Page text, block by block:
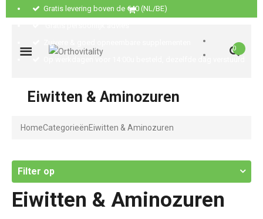
Gratis levering boven de €40 (NL/BE)
Zuivere & goed opneembare supplementen
0
Eiwitten & Aminozuren
HomeCategorieënEiwitten & Aminozuren
Filter op
Eiwitten & Aminozuren